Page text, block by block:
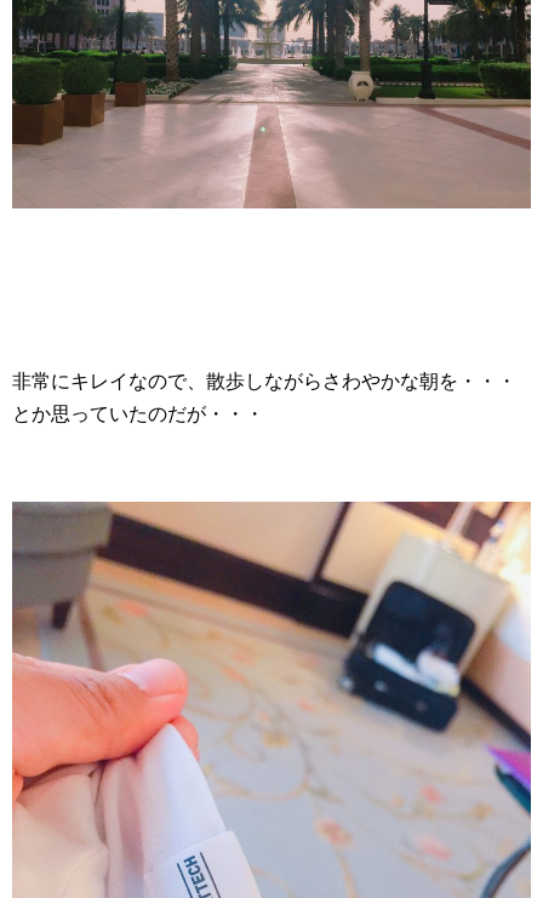
非常にキレイなので、散歩しながらさわやかな朝を・・・
とか思っていたのだが・・・